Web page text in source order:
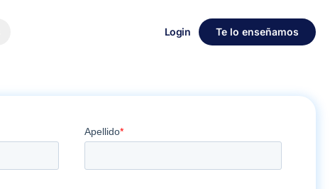
Login Te lo enseñamos